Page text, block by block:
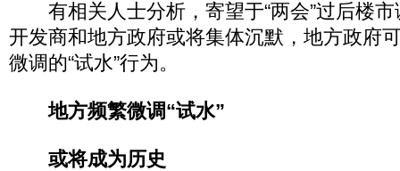
有相关人士分析，寄望于“两会”过后楼市
开发商和地方政府或将集体沉默，地方政府
微调的“试水”行为。
地方频繁微调“试水”
或将成为历史